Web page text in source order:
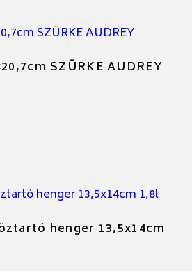
SZÜRKE AUDREY
henger 13,5x14cm